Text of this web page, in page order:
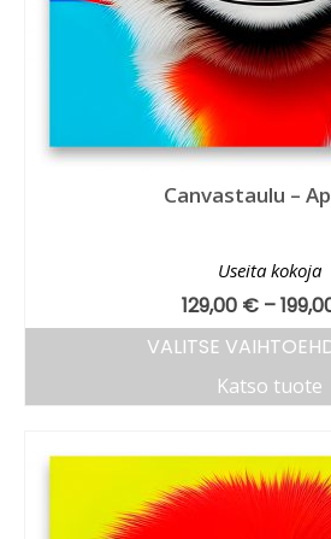
Canvastaulu –
Useita kokoja
129,00 € –
VALITSE
Katso tuote